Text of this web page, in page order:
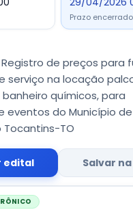
Prazo encerrado
Registro de preços para
serviço na locação
químicos, para
eventos do Município
Tocantins-TO
edital Salvar